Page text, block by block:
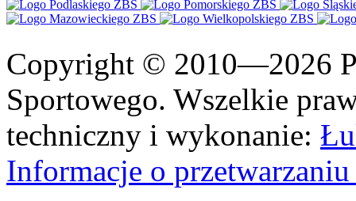
Copyright © 2010—2026
Sportowego. Wszelkie
techniczny i wykonanie:
Informacje o